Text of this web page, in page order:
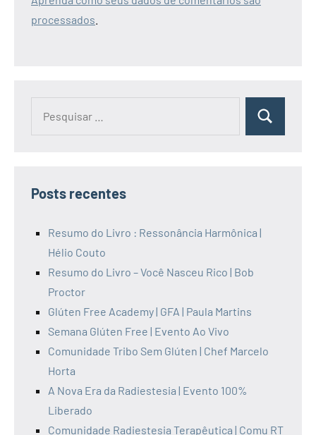
processados
Pesquisa
Posts recentes
Resumo do Livro : Ressonância Harmônica |
Hélio Couto
Resumo do Livro – Você Nasceu Rico | Bob
Proctor
Glúten Free Academy | GFA | Paula Martins
Semana Glúten Free | Evento Ao Vivo
Comunidade Tribo Sem Glúten | Chef Marcelo
Horta
A Nova Era da Radiestesia | Evento 100%
Liberado
Comunidade Radiestesia Terapêutica | Comu RT